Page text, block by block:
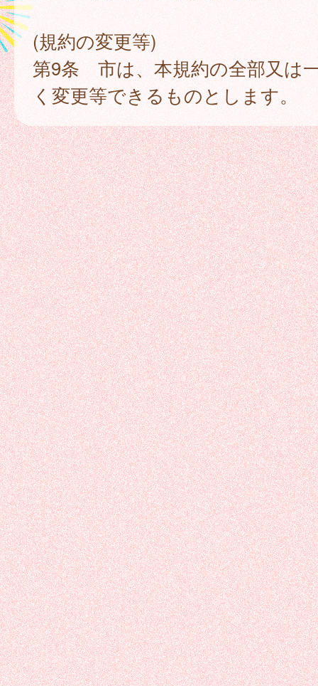
(規約の変更等)
第9条 市は、本規約の全部又は
く変更等できるものとします。